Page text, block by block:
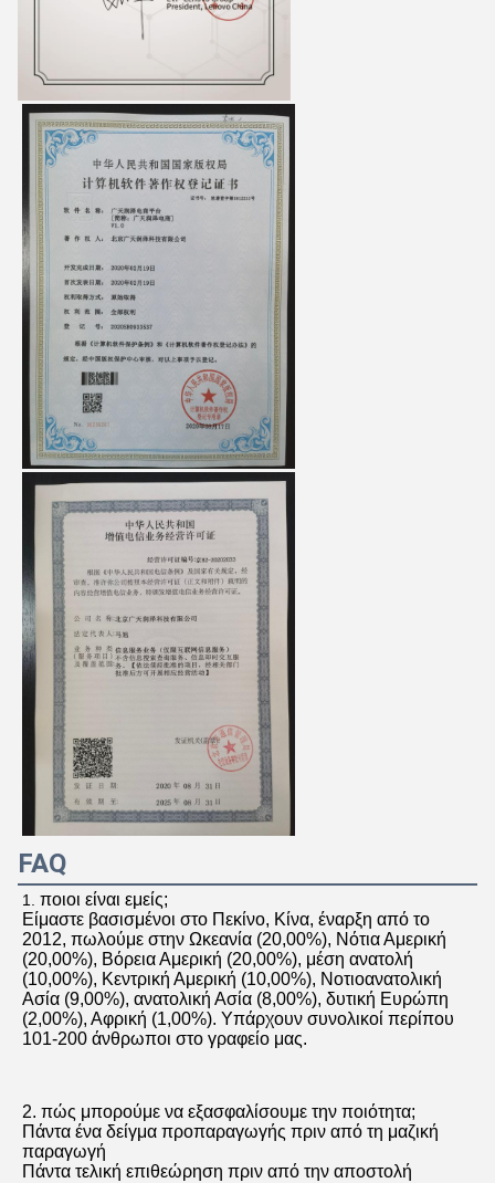
FAQ
1. ποιοι είναι εμείς;
Είμαστε βασισμένοι στο Πεκίνο, Κίνα, έναρξη από το
2012, πωλούμε στην Ωκεανία (20,00%), Νότια Αμερική
(20,00%), Βόρεια Αμερική (20,00%), μέση ανατολή
(10,00%), Κεντρική Αμερική (10,00%), Νοτιοανατολική
Ασία (9,00%), ανατολική Ασία (8,00%), δυτική Ευρώπη
(2,00%), Αφρική (1,00%). Υπάρχουν συνολικοί περίπου
101-200 άνθρωποι στο γραφείο μας.
2. πώς μπορούμε να εξασφαλίσουμε την ποιότητα;
Πάντα ένα δείγμα προπαραγωγής πριν από τη μαζική
παραγωγή
Πάντα τελική επιθεώρηση πριν από την αποστολή